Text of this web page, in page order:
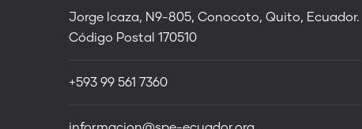
Jorge Icaza, N9-805, Conocoto, Quito, Ecuador.
Código Postal 170510
+593 99 561 7360